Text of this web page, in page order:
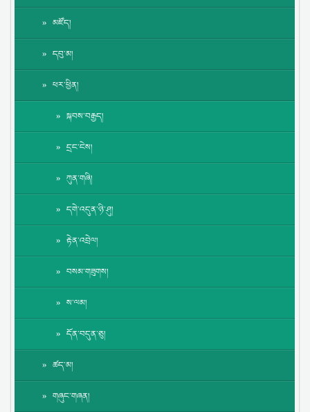
མཛོད།
དབུ་མ།
ཕར་ཕྱིན།
སྐབས་བརྒྱད།
དྲང་ངེས།
ཀུན་གཞི།
དགེ་འདུན་ཉི་ཤུ།
རྟེན་འབྲེལ།
བསམ་གཟུགས།
ས་ལམ།
དོན་བདུན་ཅུ།
ཚད་མ།
གཞུང་གཞན།